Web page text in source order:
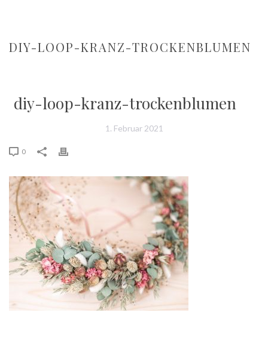
DIY-LOOP-KRANZ-TROCKENBLUMEN
diy-loop-kranz-trockenblumen
1. Februar 2021
0